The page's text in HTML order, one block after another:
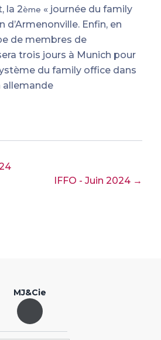
la 2ème « journée du family
d’Armenonville. Enfin, en
de membres de
trois jours à Munich pour
du family office dans
allemande
IFFO - Juin 2024 →
MJ&Cie